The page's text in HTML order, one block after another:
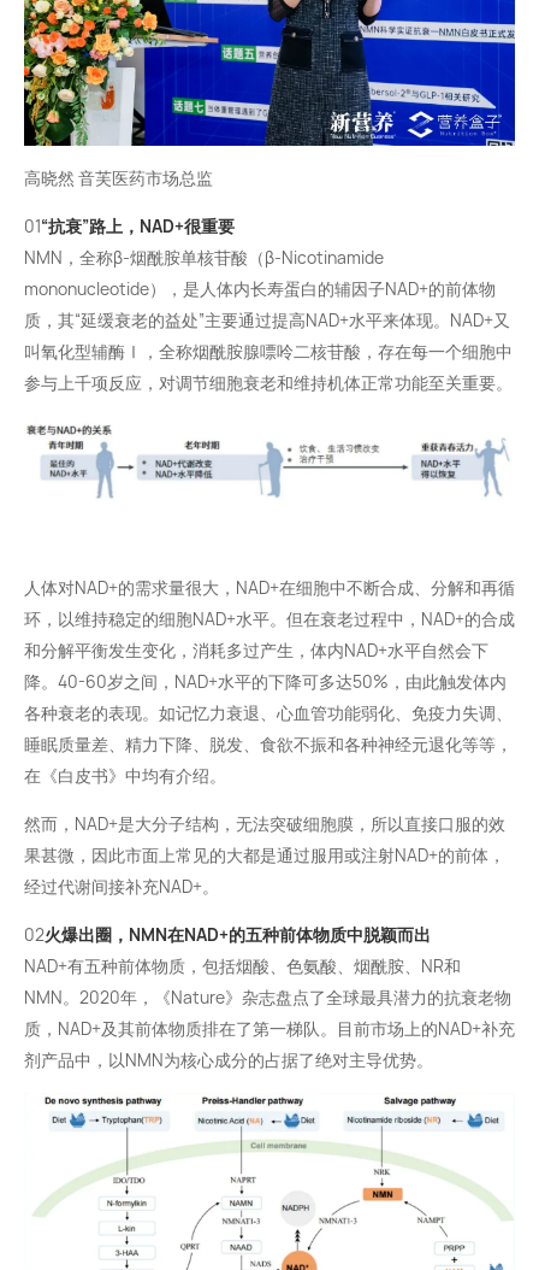
高晓然 音芙医药市场总监
01“抗衰”路上， NAD+很重要
NMN，全称β-烟酰胺单核苷酸（β-Nicotinamide
mononucleotide），是人体内长寿蛋白的辅因子NAD+的前体物
质，其“延缓衰老的益处”主要通过提高NAD+水平来体现。NAD+又
叫氧化型辅酶Ⅰ，全称烟酰胺腺嘌呤二核苷酸 ，存在每一个细胞中
参与上千项反应，对调节细胞衰老和维持机体正常功能至关重要。
人体对NAD+的需求量很大，NAD+在细胞中不断合成、分解和再循
环，以维持稳定的细胞NAD+水平。但在衰老过程中，NAD+的合成
和分解平衡发生变化，消耗多过产生，体内NAD+水平自然会下
降。40-60岁之间，NAD+水平的下降可多达50%，由此触发体内
各种衰老的表现。如记忆力衰退、心血管功能弱化、免疫力失调、
睡眠质量差、精力下降、脱发、食欲不振和各种神经元退化等等，
在《白皮书》中均有介绍。
然而，NAD+是大分子结构，无法突破细胞膜，所以直接口服的效
果甚微，因此市面上常见的大都是通过服用或注射NAD+的前体，
经过代谢间接补充NAD+。
02火爆出圈，NMN在NAD+的五种前体物质中脱颖而出
NAD+有五种前体物质，包括烟酸、色氨酸、烟酰胺、NR和
NMN。2020年，《Nature》杂志盘点了全球最具潜力的抗衰老物
质，NAD+及其前体物质排在了第一梯队。目前市场上的NAD+补充
剂产品中，以NMN为核心成分的占据了绝对主导优势。